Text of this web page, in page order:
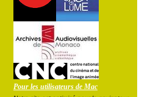
Pour les utilisateurs de Mac